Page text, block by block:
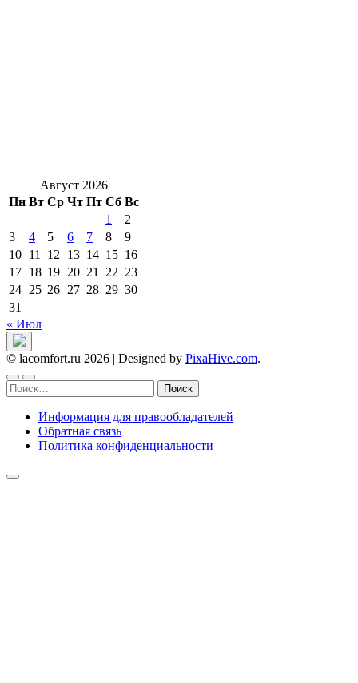
Август 2026
Пн Вт Ср Чт Пт Сб Вс
1
2
3
4 5 6 7 8
9
10 11 12 13 14 15 16
17 18 19 20 21 22 23
24 25 26 27 28 29 30
31
« Июл
© lacomfort.ru 2026 | Designed by PixaHive.com.
Найти:
Информация для правообладателей
Обратная связь
Политика конфиденциальности